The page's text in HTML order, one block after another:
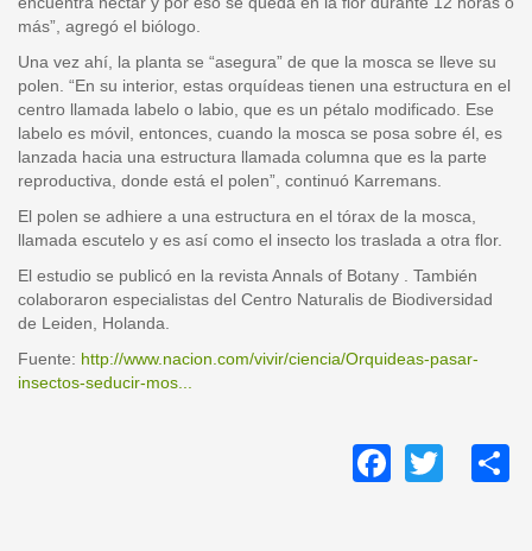
más”, agregó el biólogo.
Una vez ahí, la planta se “asegura” de que la mosca se lleve su
polen. “En su interior, estas orquídeas tienen una estructura en el
centro llamada labelo o labio, que es un pétalo modificado. Ese
labelo es móvil, entonces, cuando la mosca se posa sobre él, es
lanzada hacia una estructura llamada columna que es la parte
reproductiva, donde está el polen”, continuó Karremans.
El polen se adhiere a una estructura en el tórax de la mosca,
llamada escutelo y es así como el insecto los traslada a otra flor.
El estudio se publicó en la revista Annals of Botany . También
colaboraron especialistas del Centro Naturalis de Biodiversidad
de Leiden, Holanda.
Fuente: http://www.nacion.com/vivir/ciencia/Orquideas-pasar-
insectos-seducir-mos...